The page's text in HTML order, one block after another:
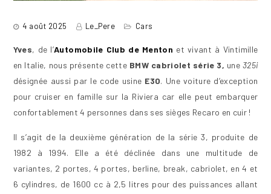
4 août 2025 Le_Pere Cars
Yves, de l’Automobile Club de Menton et vivant à Vintimille
en Italie, nous présente cette BMW cabriolet série 3, une 325i
désignée aussi par le code usine E30. Une voiture d’exception
pour cruiser en famille sur la Riviera car elle peut embarquer
confortablement 4 personnes dans ses sièges Recaro en cuir !
Il s’agit de la deuxième génération de la série 3, produite de
1982 à 1994. Elle a été déclinée dans une multitude de
variantes, 2 portes, 4 portes, berline, break, cabriolet, en 4 et
6 cylindres, de 1600 cc à 2,5 litres pour des puissances allant